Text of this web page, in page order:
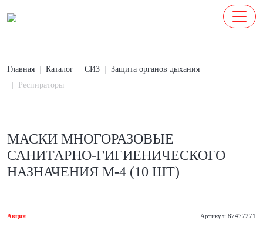
Главная Каталог СИЗ
Защита органов дыхания
Респираторы
МАСКИ МНОГОРАЗОВЫЕ
САНИТАРНО-ГИГИЕНИЧЕСКОГО
НАЗНАЧЕНИЯ М-4 (10 ШТ)
Акция Артикул: 87477271